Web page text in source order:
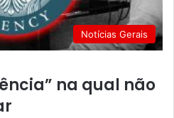
Notícias Gerais
na qual não